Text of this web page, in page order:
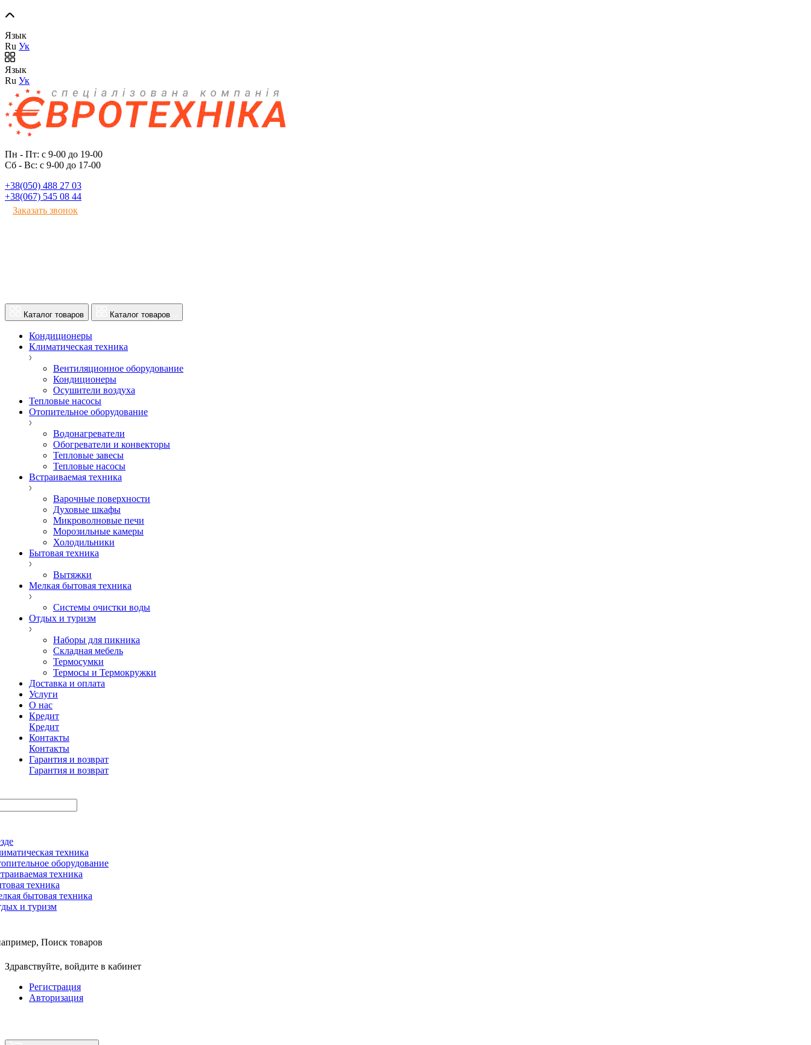
Язык
Ru Ук
Язык
Ru Ук
Пн - Пт: с 9-00 до 19-00
Сб - Вс: с 9-00 до 17-00
+38(050) 488 27 03
+38(067) 545 08 44
Заказать звонок
Каталог товаров Каталог товаров
Кондиционеры
Климатическая техника
Вентиляционное оборудование
Кондиционеры
Осушители воздуха
Тепловые насосы
Отопительное оборудование
Водонагреватели
Обогреватели и конвекторы
Тепловые завесы
Тепловые насосы
Встраиваемая техника
Варочные поверхности
Духовые шкафы
Микроволновые печи
Морозильные камеры
Холодильники
Бытовая техника
Вытяжки
Мелкая бытовая техника
Системы очистки воды
Отдых и туризм
Наборы для пикника
Складная мебель
Термосумки
Термосы и Термокружки
Доставка и оплата
Услуги
О нас
Кредит
Кредит
Контакты
Контакты
Гарантия и возврат
Гарантия и возврат
техника
оборудование
техника
техника
бытовая техника
и туризм
Поиск товаров
Здравствуйте, войдите в кабинет
Регистрация
Авторизация